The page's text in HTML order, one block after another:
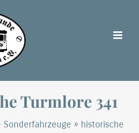
Turmlore 341
Sonderfahrzeuge » historische